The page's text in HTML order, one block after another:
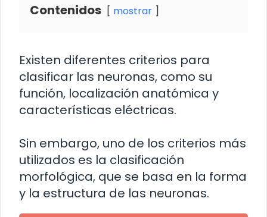
Contenidos mostrar
Existen diferentes criterios para
clasificar las neuronas, como su
función, localización anatómica y
características eléctricas.
Sin embargo, uno de los criterios más
utilizados es la clasificación
morfológica, que se basa en la forma
y la estructura de las neuronas.